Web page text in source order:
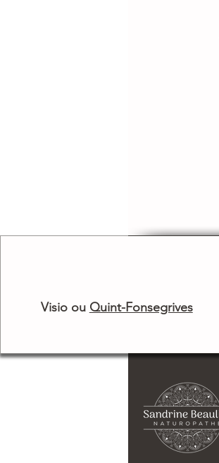
Visio ou Quint-Fonsegrives